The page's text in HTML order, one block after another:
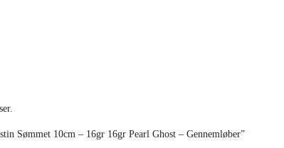
Sømmet 10cm – 16gr 16gr Pearl Ghost – Gennemløber”